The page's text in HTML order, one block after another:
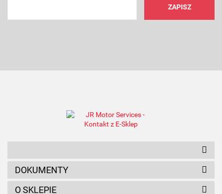
DOKUMENTY
O SKLEPIE